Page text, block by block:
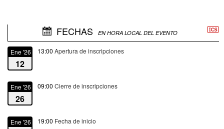
FECHAS EN HORA LOCAL DEL EVENTO
Ene '26
12
13:00 Apertura de inscripciones
Ene '26
26
09:00 Cierre de inscripciones
Ene '26 19:00 Fecha de inicio